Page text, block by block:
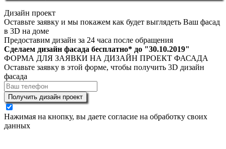
Дизайн проект
Оставьте заявку и мы покажем как будет выглядеть Ваш фасад
в 3D на доме
Предоставим дизайн за 24 часа после обращения
Сделаем дизайн фасада бесплатно* до "30.10.2019"
ФОРМА ДЛЯ ЗАЯВКИ НА ДИЗАЙН ПРОЕКТ ФАСАДА
Оставьте заявку в этой форме, чтобы получить 3D дизайн
фасада
Получить дизайн проект
Нажимая на кнопку, вы даете согласие на обработку своих
данных